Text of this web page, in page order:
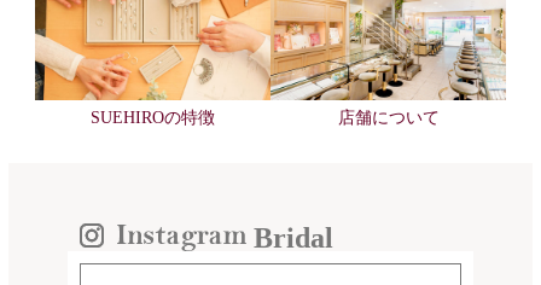
SUEHIROの特徴 店舗について
Bridal